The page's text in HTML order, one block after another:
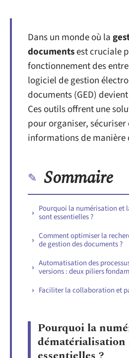
Dans un monde où la
documentsest cruciale
fonctionnement des
logiciel de gestion
documents (GED)
Ces outils offrent une
pour organiser,
informations de manière
Sommaire
Pourquoi la numérisation et
sont essentielles ?
Comment optimiser la
de gestion des documents ?
Automatisation des
versions : deux piliers
Faciliter la collaboration et
Pourquoi la
dématérialisation